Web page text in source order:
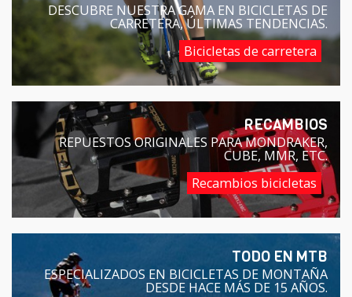
DESCUBRE NUESTRA GAMA EN BICICLETAS DE
CARRETERA, ÚLTIMAS TENDENCIAS.
Bicicletas de carretera
RECAMBIOS
REPUESTOS ORIGINALES PARA MONDRAKER,
CUBE, MMR, ETC.
Recambios bicicletas
TODO EN MTB
ESPECIALIZADOS EN BICICLETAS DE MONTAÑA
DESDE HACE MÁS DE 15 AÑOS.